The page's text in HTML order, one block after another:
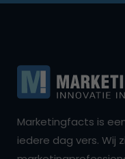
Marketingfacts is
iedere dag vers. Wij